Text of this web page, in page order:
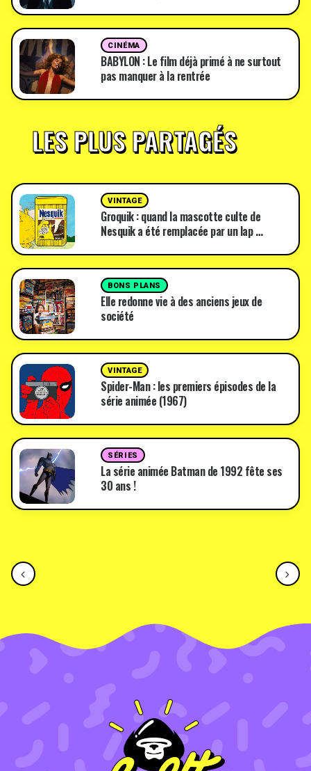
CINÉMA
BABYLON : Le film déjà primé à ne surtout
pas manquer à la rentrée
LES PLUS PARTAGÉS
VINTAGE
Groquik : quand la mascotte culte de
Nesquik a été remplacée par un lap …
BONS PLANS
Elle redonne vie à des anciens jeux de
société
VINTAGE
Spider-Man : les premiers épisodes de la
série animée (1967)
SÉRIES
La série animée Batman de 1992 fête ses
30 ans !